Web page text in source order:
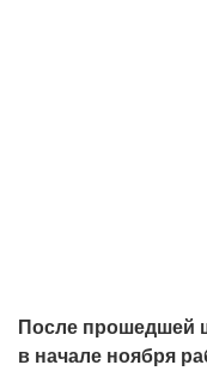
После прошедшей
в начале ноября